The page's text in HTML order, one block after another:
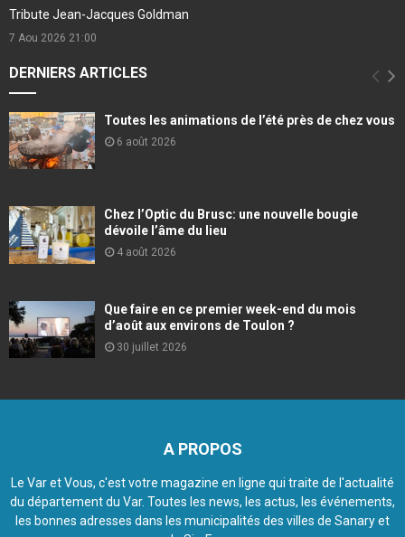
Tribute Jean-Jacques Goldman
7 Aou 2026 21:00
DERNIERS ARTICLES
Toutes les animations de l’été près de chez vous
6 août 2026
Chez l’Optic du Brusc: une nouvelle bougie
dévoile l’âme du lieu
4 août 2026
Que faire en ce premier week-end du mois
d’août aux environs de Toulon ?
30 juillet 2026
A PROPOS
Le Var et Vous, c'est votre magazine en ligne qui traite de l'actualité
du département du Var. Toutes les news, les actus, les événements,
les bonnes adresses dans les municipalités des villes de Sanary et